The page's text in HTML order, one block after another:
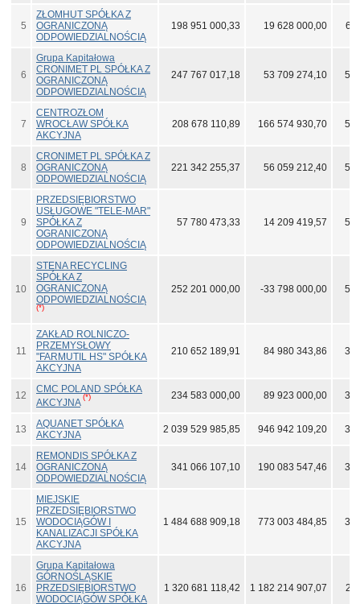
5
ZŁOMHUT SPÓŁKA Z
OGRANICZONĄ
ODPOWIEDZIALNOŚCIĄ
198 951 000,33 19 628 000,00
6
Grupa Kapitałowa
CRONIMET PL SPÓŁKA Z
OGRANICZONĄ
ODPOWIEDZIALNOŚCIĄ
247 767 017,18 53 709 274,10
7
CENTROZŁOM
WROCŁAW SPÓŁKA
AKCYJNA
208 678 110,89 166 574 930,70
8
CRONIMET PL SPÓŁKA Z
OGRANICZONĄ
ODPOWIEDZIALNOŚCIĄ
221 342 255,37 56 059 212,40
9
PRZEDSIĘBIORSTWO
USŁUGOWE "TELE-MAR"
SPÓŁKA Z
OGRANICZONĄ
ODPOWIEDZIALNOŚCIĄ
57 780 473,33 14 209 419,57
10
STENA RECYCLING
SPÓŁKA Z
OGRANICZONĄ
ODPOWIEDZIALNOŚCIĄ
(*)
252 201 000,00 -33 798 000,00
11
ZAKŁAD ROLNICZO-
PRZEMYSŁOWY
"FARMUTIL HS" SPÓŁKA
AKCYJNA
210 652 189,91 84 980 343,86
12
CMC POLAND SPÓŁKA
AKCYJNA
(*) 234 583 000,00 89 923 000,00
13
AQUANET SPÓŁKA
AKCYJNA
2 039 529 985,85 946 942 109,20
14
REMONDIS SPÓŁKA Z
OGRANICZONĄ
ODPOWIEDZIALNOŚCIĄ
341 066 107,10 190 083 547,46
15
MIEJSKIE
PRZEDSIĘBIORSTWO
WODOCIĄGÓW I
KANALIZACJI SPÓŁKA
AKCYJNA
1 484 688 909,18 773 003 484,85
16
Grupa Kapitałowa
GÓRNOŚLĄSKIE
PRZEDSIĘBIORSTWO
WODOCIĄGÓW SPÓŁKA
1 320 681 118,42 1 182 214 907,07